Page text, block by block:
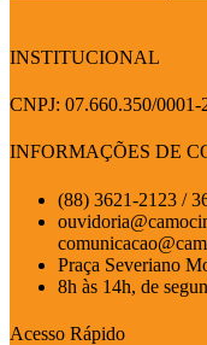
INSTITUCIONAL
CNPJ: 07.660.350/0001-
INFORMAÇÕES DE
(88) 3621-2123 /
Praça Severiano
8h às 14h, de
Acesso Rápido